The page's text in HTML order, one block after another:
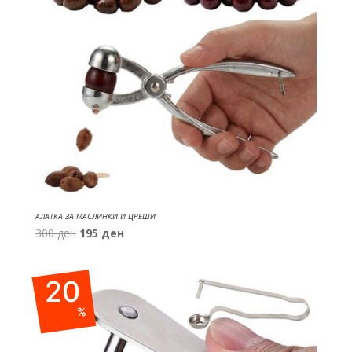
АЛАТКА ЗА МАСЛИНКИ И ЦРЕШИ
300ден Original
was:
300 ден.
195 денCurrent
20
%